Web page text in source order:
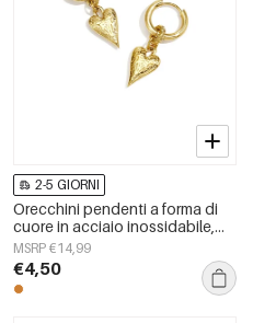
2-5 GIORNI
Orecchini pendenti a forma di
cuore in acciaio inossidabile,
serie Simple Daily Simple, gioielli
da donna
MSRP €14,99
€4,50